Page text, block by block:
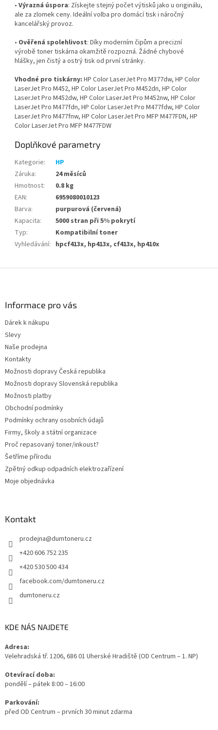
• Výrazná úspora: Získejte stejný počet výtisků jako u originálu,
ale za zlomek ceny. Ideální volba pro domácí tisk i náročný
kancelářský provoz.
• Ověřená spolehlivost: Díky moderním čipům a precizní
výrobě toner tiskárna okamžitě rozpozná. Žádné chybové
hlášky, jen čistý a ostrý tisk od první stránky.
Vhodné pro tiskárny: HP Color LaserJet Pro M377dw, HP Color
LaserJet Pro M452, HP Color LaserJet Pro M452dn, HP Color
LaserJet Pro M452dw, HP Color LaserJet Pro M452nw, HP Color
LaserJet Pro M477fdn, HP Color LaserJet Pro M477fdw, HP Color
LaserJet Pro M477fnw, HP Color LaserJet Pro MFP M477FDN, HP
Color LaserJet Pro MFP M477FDW
Doplňkové parametry
Kategorie:
HP
Záruka:
24 měsíců
Hmotnost:
0.8 kg
EAN:
6959080010123
Barva:
purpurová (červená)
Kapacita:
5000 stran při 5% pokrytí
Typ:
Kompatibilní toner
Vyhledávání: hpcf413x, hp413x, cf413x, hp410x
Informace pro vás
Dárek k nákupu
Slevy
Naše prodejna
Kontakty
Možnosti dopravy Česká republika
Možnosti dopravy Slovenská republika
Možnosti platby
Obchodní podmínky
Podmínky ochrany osobních údajů
Firmy, školy a státní organizace
Proč repasovaný toner/inkoust?
Šetříme přírodu
Zpětný odkup odpadních elektrozařízení
Moje objednávka
Kontakt
prodejna@dumtoneru.cz
+420 606 752 235
+420 530 500 434
facebook.com/dumtoneru.cz
dumtoneru.cz
KDE NÁS NAJDETE
Adresa:
Velehradská tř. 1206, 686 01 Uherské Hradiště (OD Centrum – 1. NP)
Otevírací doba:
pondělí – pátek 8:00 – 16:00
Parkování:
před OD Centrum – prvních 30 minut zdarma